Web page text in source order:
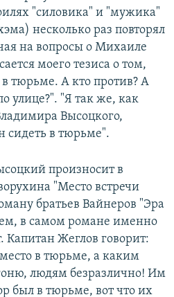
"силовика" и "мужика"
несколько раз повторял
на вопросы о Михаиле
моего тезиса о том,
тюрьме. А кто против? А
улице?". "Я так же, как
Высоцкого,
сидеть в тюрьме".
произносит в
"Место встречи
братьев Вайнеров "Эра
в самом романе именно
Капитан Жеглов говорит:
в тюрьме, а каким
людям безразлично! Им
был в тюрьме, вот что их